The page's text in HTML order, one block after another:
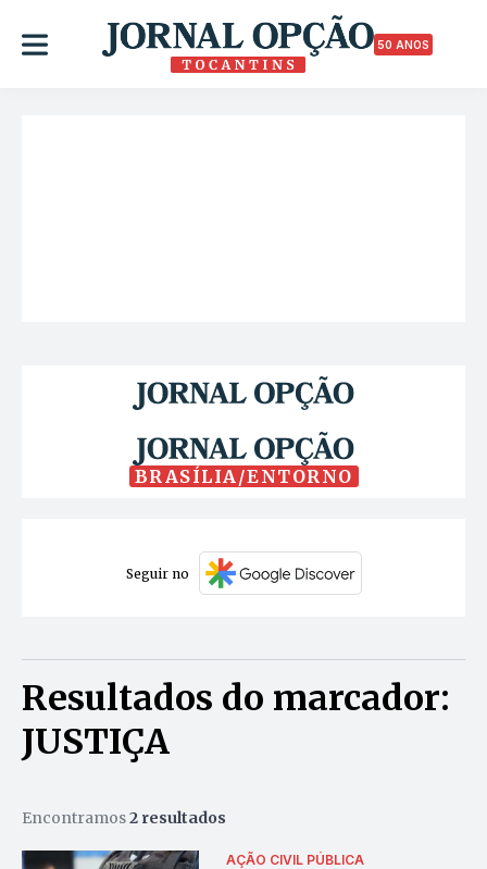
50 ANOS
BRASÍLIA/ENTORNO
Seguir no
Resultados do marcador:
JUSTIÇA
Encontramos2 resultados
AÇÃO CIVIL PÚBLICA